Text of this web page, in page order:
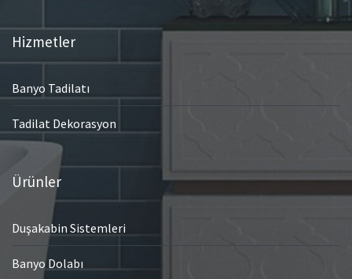
Hizmetler
Banyo Tadilatı
Tadilat Dekorasyon
Ürünler
Duşakabin Sistemleri
Banyo Dolabı